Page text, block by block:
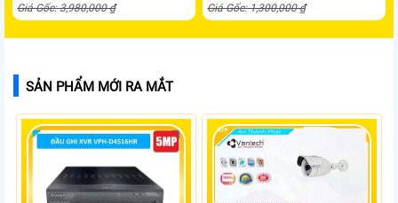
Giá Gốc: 3,980,000 ₫ Giá Gốc: 1,300,000 ₫
SẢN PHẨM MỚI RA MẮT